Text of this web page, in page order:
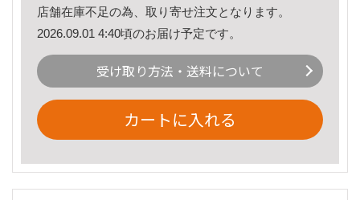
店舗在庫不足の為、取り寄せ注文となります。
2026.09.01 4:40頃のお届け予定です。
受け取り方法・送料について
カートに入れる